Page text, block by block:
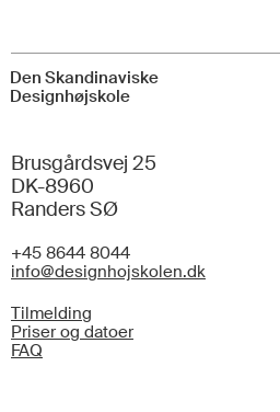
Den Skandinaviske
Designhøjskole
Brusgårdsvej 25
DK-8960
Randers SØ
+45 8644 8044
info@designhojskolen.dk
Tilmelding
Priser og datoer
FAQ